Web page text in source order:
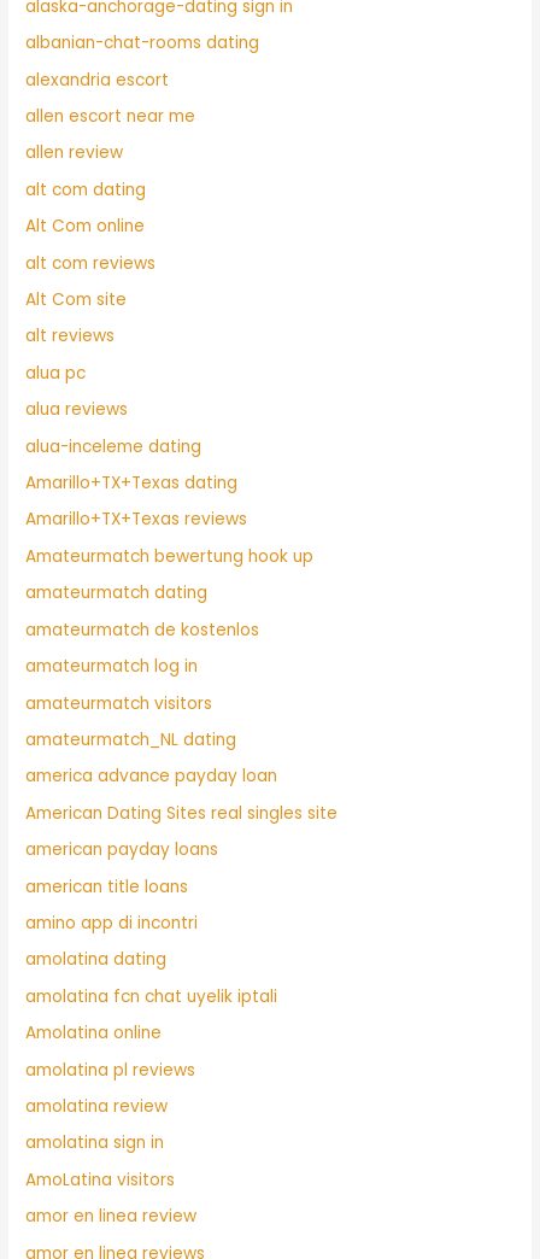
alaska-anchorage-dating sign in
albanian-chat-rooms dating
alexandria escort
allen escort near me
allen review
alt com dating
Alt Com online
alt com reviews
Alt Com site
alt reviews
alua pc
alua reviews
alua-inceleme dating
Amarillo+TX+Texas dating
Amarillo+TX+Texas reviews
Amateurmatch bewertung hook up
amateurmatch dating
amateurmatch de kostenlos
amateurmatch log in
amateurmatch visitors
amateurmatch_NL dating
america advance payday loan
American Dating Sites real singles site
american payday loans
american title loans
amino app di incontri
amolatina dating
amolatina fcn chat uyelik iptali
Amolatina online
amolatina pl reviews
amolatina review
amolatina sign in
AmoLatina visitors
amor en linea review
amor en linea reviews